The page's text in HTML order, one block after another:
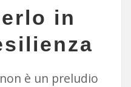
in
è un preludio